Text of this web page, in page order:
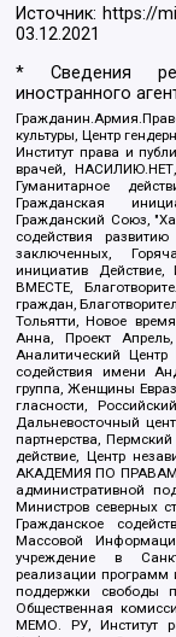
Источник: https://
03.12.2021
* Сведения
иностранного
культуры, Центр
Институт права и
врачей,
Гуманитарное
Гражданская
Гражданский Союз,
содействия
заключенных,
инициатив
ВМЕСТЕ,
граждан,
Тольятти, Новое
Анна, Проект
Аналитический
содействия имени
группа, Женщины
гласности,
Дальневосточный
партнерства,
действие, Центр
АКАДЕМИЯ ПО ПРАВАМ
административной
Министров северных
Гражданское
Массовой
учреждение в
реализации программ
поддержки свободы
Общественная
МЕМО. РУ, Институт